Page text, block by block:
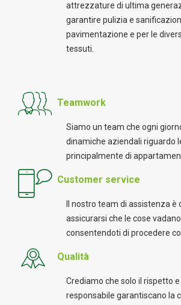
attrezzature di ultima
garantire pulizia e
pavimentazione e per le
tessuti.
Teamwork
Siamo un team che ogni
dinamiche aziendali riguardo
principalmente di
Customer service
Il nostro team di assistenza è
assicurarsi che le cose
consentendoti di procedere
Qualità
Crediamo che solo il rispetto e
responsabile garantiscano la